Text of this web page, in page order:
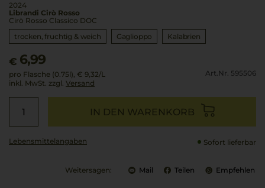
2024
Librandi Cirò Rosso
Cirò Rosso Classico DOC
trocken, fruchtig & weich
Gaglioppo Kalabrien
€ 6,99
pro Flasche (0.75l), € 9,32/L
inkl. MwSt. zzgl. Versand
Art.Nr. 595506
IN DEN WARENKORB
Lebensmittel­angaben Sofort lieferbar
Weitersagen: Mail Teilen Empfehlen